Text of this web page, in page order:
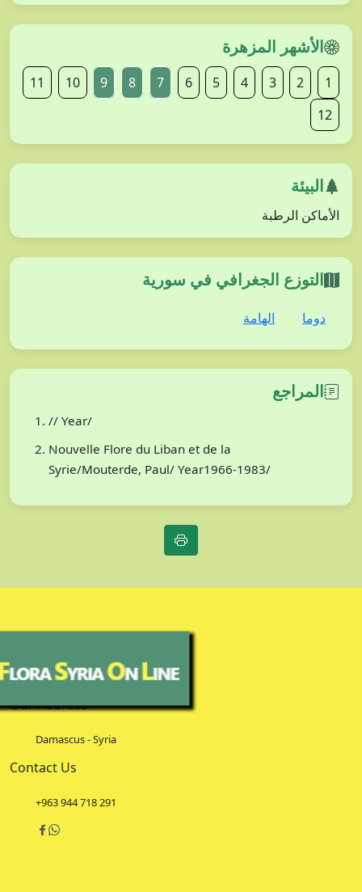
الأشهر المزهرة
1
2
3
4
5
6
7
8
9
10
11
12
البيئة
الأماكن الرطبة
التوزع الجغرافي في سورية
دوما الهامة
المراجع
// Year/
Nouvelle Flore du Liban et de la
Syrie/Mouterde, Paul/ Year1966-1983/
Our Address
Damascus - Syria
Contact Us
+963 944 718 291